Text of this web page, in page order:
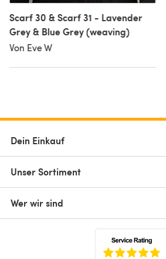
Scarf 30 & Scarf 31 - Lavender
Grey & Blue Grey (weaving)
Von Eve W
Dein Einkauf
Unser Sortiment
Wer wir sind